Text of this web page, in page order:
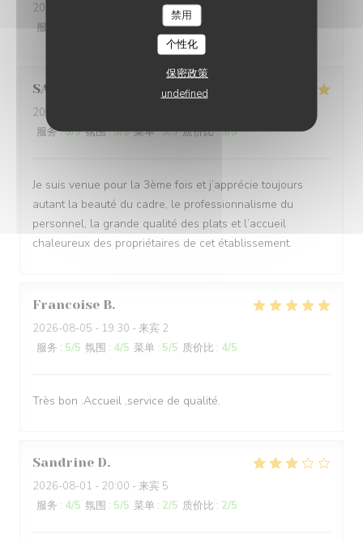
禁用
个性化
保密政策
undefined
2026-08-06
- 19:30 - 来宾 2
服务
5/5 质价比
SANDRA
2026-08-05
服务:5/5 氛围:5/5 菜单:5/5 质价比:5/5
Je suis venue pour la 3ème fois et j’apprécie toujours
autant la beauté du cadre, le professionnalisme du
personnel, la grande qualité des plats et l’accueil
chaleureux des propriétaires de cet établissement.
Francoise B
2026-08-05 - 19:30 - 来宾 2
服务 : 5/5 氛围 : 4/5 菜单 : 5/5 质价比 : 4/5
Très bon .Accueil ,service de qualité.
Sandrine D
2026-08-01 - 20:00 - 来宾 5
服务 : 4/5 氛围 : 5/5 菜单 : 2/5 质价比 : 2/5